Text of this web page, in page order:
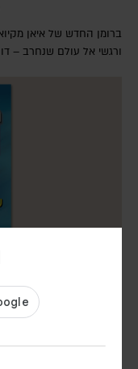
ברומן החדש של איאן
ורגשי אל עולם שנחרב –
המחיר של להיות
ספרם של מרטין אנטוני